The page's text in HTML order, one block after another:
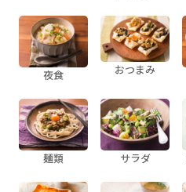
夜食 おつまみ
麺類 サラダ